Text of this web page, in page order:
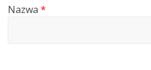
Nazwa*